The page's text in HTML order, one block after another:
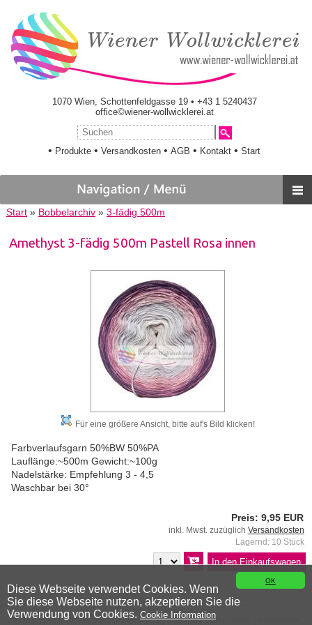
OK
Diese Webseite verwendet Cookies. Wenn
Sie diese Webseite nutzen, akzeptieren Sie die
Verwendung von Cookies. Cookie Information
1070 Wien, Schottenfeldgasse 19 • +43 1 5240437
office©wiener-wollwicklerei.at
• Produkte •Versandkosten •AGB • Kontakt •Start
Start» Bobbelarchiv» 3-fädig 500m
Amethyst 3-fädig 500m Pastell Rosa innen
Für eine größere Ansicht, bitte auf's Bild klicken!
Farbverlaufsgarn 50%BW 50%PA
Lauflänge:~500m Gewicht:~100g
Nadelstärke: Empfehlung 3 - 4,5
Waschbar bei 30°
Preis: 9,95 EUR
inkl. Mwst. zuzüglich Versandkosten
Lagernd: 10 Stück
© 2026 Wiener Wollwicklerei
Kontakt |Anfahrt |Versandkosten |AGB|Widerruf|Datenschutz